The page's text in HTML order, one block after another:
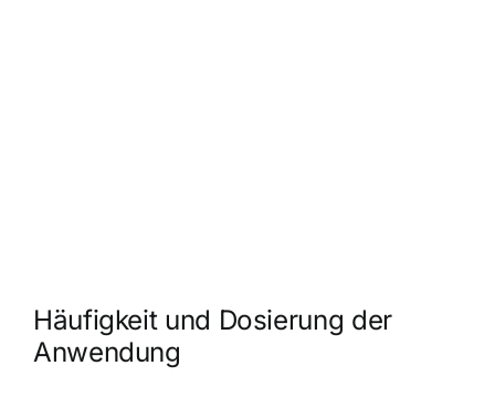
Häufigkeit und Dosierung der
Anwendung